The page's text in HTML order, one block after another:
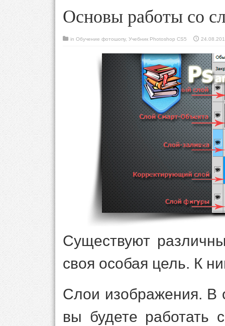
Основы работы со
in Обучение фотошопу, Учебник Photoshop CS5
Существуют
своя особая цель. К
Слои изображения. В
вы будете